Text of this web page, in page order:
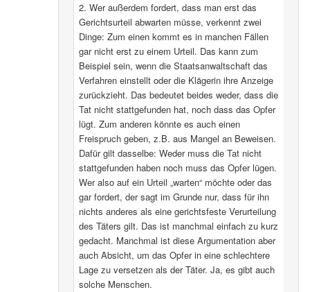
2. Wer außerdem fordert, dass man erst das
Gerichtsurteil abwarten müsse, verkennt zwei
Dinge: Zum einen kommt es in manchen Fällen
gar nicht erst zu einem Urteil. Das kann zum
Beispiel sein, wenn die Staatsanwaltschaft das
Verfahren einstellt oder die Klägerin ihre Anzeige
zurückzieht. Das bedeutet beides weder, dass die
Tat nicht stattgefunden hat, noch dass das Opfer
lügt. Zum anderen könnte es auch einen
Freispruch geben, z.B. aus Mangel an Beweisen.
Dafür gilt dasselbe: Weder muss die Tat nicht
stattgefunden haben noch muss das Opfer lügen.
Wer also auf ein Urteil „warten“ möchte oder das
gar fordert, der sagt im Grunde nur, dass für ihn
nichts anderes als eine gerichtsfeste Verurteilung
des Täters gilt. Das ist manchmal einfach zu kurz
gedacht. Manchmal ist diese Argumentation aber
auch Absicht, um das Opfer in eine schlechtere
Lage zu versetzen als der Täter. Ja, es gibt auch
solche Menschen.